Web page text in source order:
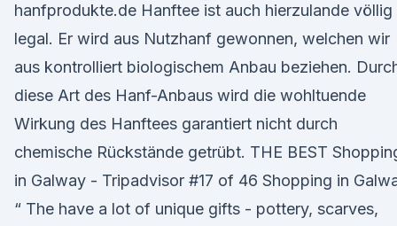
hanfprodukte.de Hanftee ist auch hierzulande völlig
legal. Er wird aus Nutzhanf gewonnen, welchen wir
aus kontrolliert biologischem Anbau beziehen.
diese Art des Hanf-Anbaus wird die wohltuende
Wirkung des Hanftees garantiert nicht durch
chemische Rückstände getrübt. THE BEST
in Galway - Tripadvisor #17 of 46 Shopping in
“ The have a lot of unique gifts - pottery, scarves,